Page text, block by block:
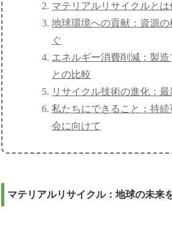
マテリアルリサイクルとは
地球環境への貢献：資源
ぐ
エネルギー消費削減：製造
との比較
リサイクル技術の進化：最
私たちにできること：持続
会に向けて
マテリアルリサイクル：地球の未来